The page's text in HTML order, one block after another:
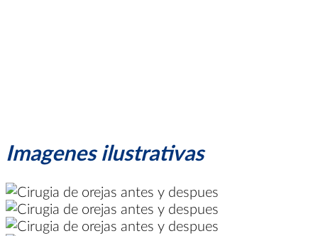
Imagenes ilustrativas